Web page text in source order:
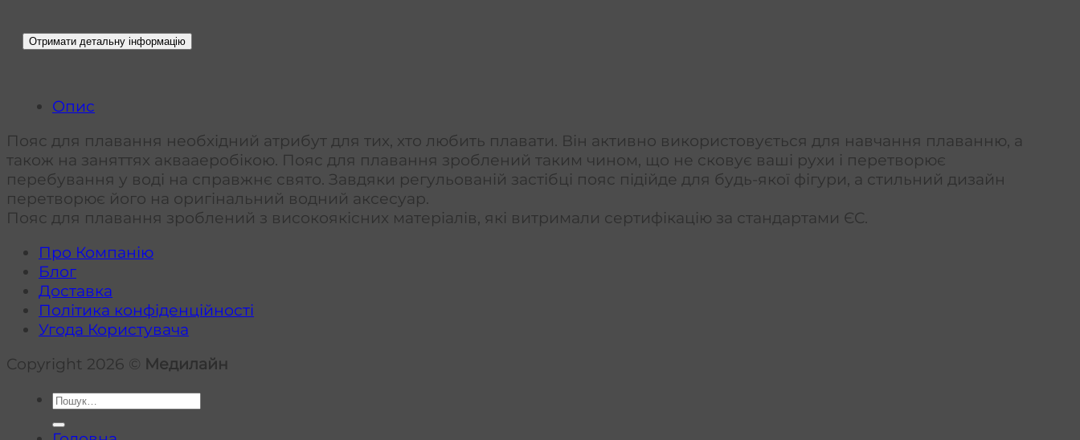
Опис
Пояс для плавання необхідний атрибут для тих, хто любить плавати. Він активно використовується для навчання плаванню, а
також на заняттях аквааеробікою. Пояс для плавання зроблений таким чином, що не сковує ваші рухи і перетворює
перебування у воді на справжнє свято. Завдяки регульованій застібці пояс підійде для будь-якої фігури, а стильний дизайн
перетворює його на оригінальний водний аксесуар.
Пояс для плавання зроблений з високоякісних матеріалів, які витримали сертифікацію за стандартами ЄC.
Про Компанію
Блог
Доставка
Політика конфіденційності
Угода Користувача
Copyright 2026 © Медилайн
Шукати: